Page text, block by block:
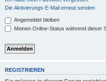
Die Aktivierungs-E-Mail erneut senden
Angemeldet bleiben
Meinen Online-Status während dieser
REGISTRIEREN